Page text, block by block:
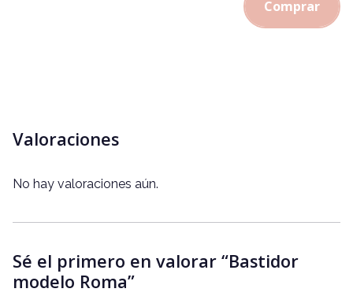
Comprar
Valoraciones
No hay valoraciones aún.
Sé el primero en valorar “Bastidor
modelo Roma”